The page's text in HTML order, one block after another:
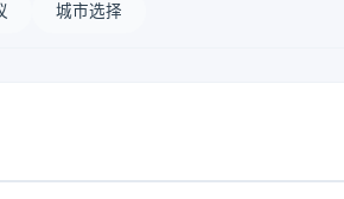
城市选择